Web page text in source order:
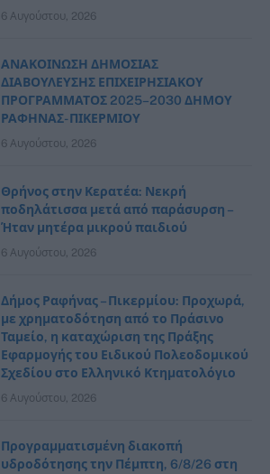
6 Αυγούστου, 2026
ΑΝΑΚΟΙΝΩΣΗ ΔΗΜΟΣΙΑΣ
ΔΙΑΒΟΥΛΕΥΣΗΣ ΕΠΙΧΕΙΡΗΣΙΑΚΟΥ
ΠΡΟΓΡΑΜΜΑΤΟΣ 2025–2030 ΔΗΜΟΥ
ΡΑΦΗΝΑΣ- ΠΙΚΕΡΜΙΟΥ
6 Αυγούστου, 2026
Θρήνος στην Κερατέα: Νεκρή
ποδηλάτισσα μετά από παράσυρση –
Ήταν μητέρα μικρού παιδιού
6 Αυγούστου, 2026
Δήμος Ραφήνας – Πικερμίου: Προχωρά,
με χρηματοδότηση από το Πράσινο
Ταμείο, η καταχώριση της Πράξης
Εφαρμογής του Ειδικού Πολεοδομικού
Σχεδίου στο Ελληνικό Κτηματολόγιο
6 Αυγούστου, 2026
Προγραμματισμένη διακοπή
υδροδότησης την Πέμπτη, 6/8/26 στη